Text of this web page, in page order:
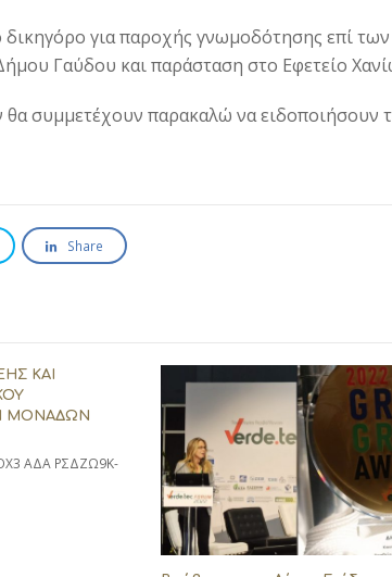
δικηγόρο για παροχής γνωμοδότησης επί
Γαύδου και παράσταση στο Εφετείο
θα συμμετέχουν παρακαλώ να ειδοποιήσουν
Share
ΚΑΙ
ΜΟΝΑΔΩΝ
ΑΔΑ ΡΣΔΖΩ9Κ-